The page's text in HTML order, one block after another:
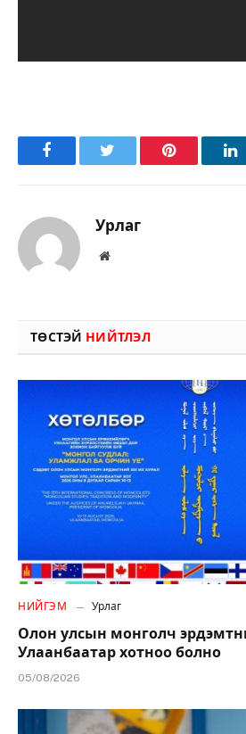
FacebookTwitter Pinterest
Урлаг
Вэбсайт
ТӨСТЭЙ НИЙТЛЭЛ
НИЙГЭМ Урлаг
Олон улсын монголч
Улаанбаатар хотноо болно
05/08/2026